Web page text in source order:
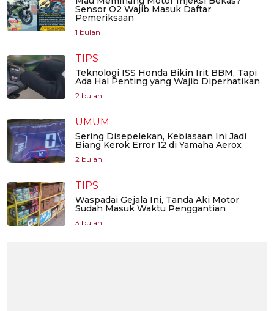
Sensor O2 Wajib Masuk Daftar
Pemeriksaan
1 bulan
TIPS
Teknologi ISS Honda Bikin Irit BBM, Tapi
Ada Hal Penting yang Wajib Diperhatikan
2 bulan
UMUM
Sering Disepelekan, Kebiasaan Ini Jadi
Biang Kerok Error 12 di Yamaha Aerox
2 bulan
TIPS
Waspadai Gejala Ini, Tanda Aki Motor
Sudah Masuk Waktu Penggantian
3 bulan